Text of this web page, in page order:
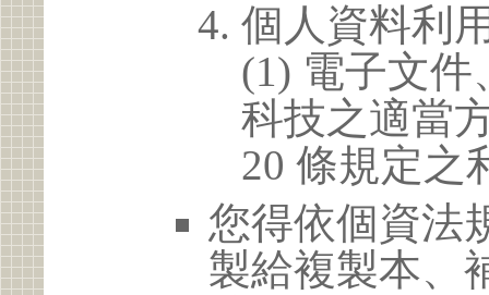
個人資料利
(1) 電子文
科技之適當
20 條規定之
您得依個資法
製給複製本、